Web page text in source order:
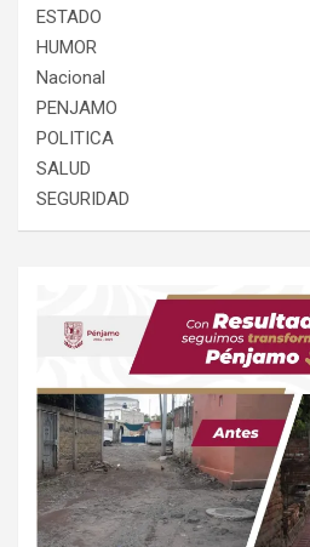
ESTADO
HUMOR
Nacional
PENJAMO
POLITICA
SALUD
SEGURIDAD